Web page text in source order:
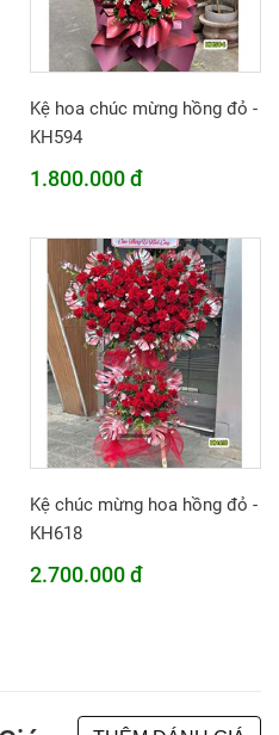
Kệ hoa chúc mừng hồng đỏ -
KH594
1.800.000 đ
Kệ chúc mừng hoa hồng đỏ -
KH618
2.700.000 đ